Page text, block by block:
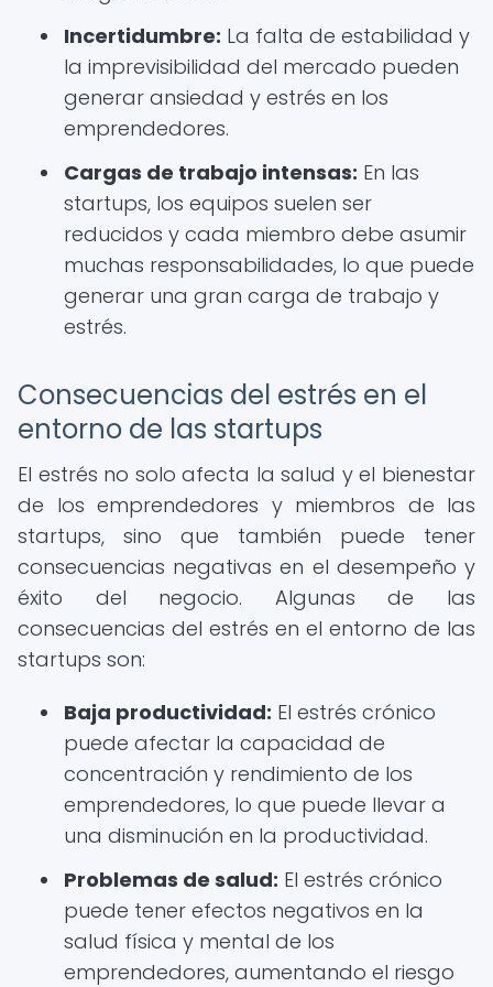
Incertidumbre: La falta de estabilidad y
la imprevisibilidad del mercado pueden
generar ansiedad y estrés en los
emprendedores.
Cargas de trabajo intensas: En las
startups, los equipos suelen ser
reducidos y cada miembro debe asumir
muchas responsabilidades, lo que puede
generar una gran carga de trabajo y
estrés.
Consecuencias del estrés en el
entorno de las startups
El estrés no solo afecta la salud y el bienestar
de los emprendedores y miembros de las
startups, sino que también puede tener
consecuencias negativas en el desempeño y
éxito del negocio. Algunas de las
consecuencias del estrés en el entorno de las
startups son:
Baja productividad: El estrés crónico
puede afectar la capacidad de
concentración y rendimiento de los
emprendedores, lo que puede llevar a
una disminución en la productividad.
Problemas de salud: El estrés crónico
puede tener efectos negativos en la
salud física y mental de los
emprendedores, aumentando el riesgo